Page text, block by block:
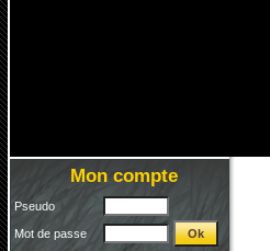
Mon compte
Pseudo
Mot de passe